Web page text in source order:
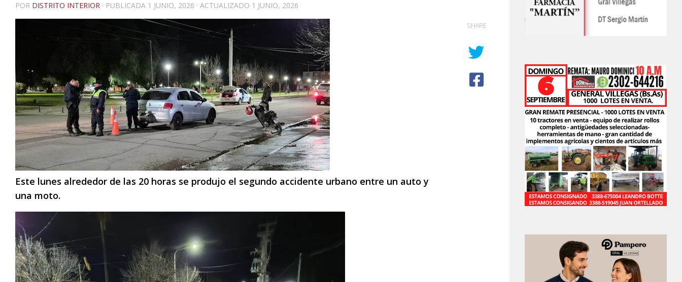
POR DISTRITO INTERIOR · PUBLICADA 1 JUNIO, 2026 · ACTUALIZADO 1 JUNIO, 2026
Este lunes alrededor de las 20 horas se produjo el segundo accidente urbano entre un auto y
una moto.
SHARE